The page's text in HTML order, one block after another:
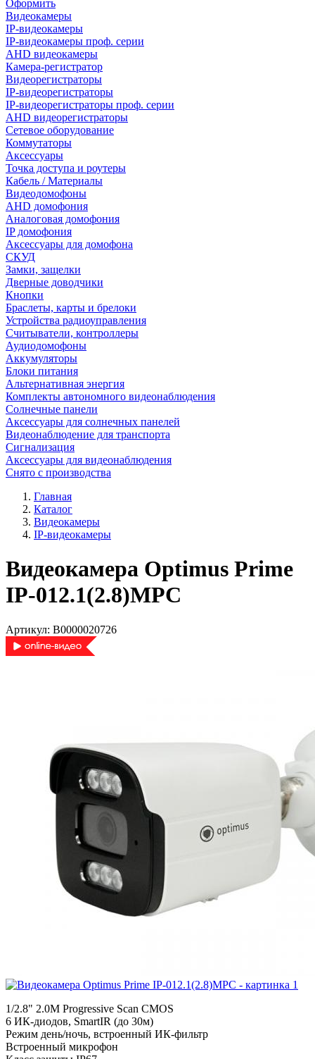
Оформить
Видеокамеры
IP-видеокамеры
IP-видеокамеры проф. серии
AHD видеокамеры
Камера-регистратор
Видеорегистраторы
IP-видеорегистраторы
IP-видеорегистраторы проф. серии
AHD видеорегистраторы
Сетевое оборудование
Коммутаторы
Аксессуары
Точка доступа и роутеры
Кабель / Материалы
Видеодомофоны
AHD домофония
Аналоговая домофония
IP домофония
Аксессуары для домофона
СКУД
Замки, защелки
Дверные доводчики
Кнопки
Браслеты, карты и брелоки
Устройства радиоуправления
Считыватели, контроллеры
Аудиодомофоны
Аккумуляторы
Блоки питания
Альтернативная энергия
Комплекты автономного видеонаблюдения
Солнечные панели
Аксессуары для солнечных панелей
Видеонаблюдение для транспорта
Сигнализация
Аксессуары для видеонаблюдения
Снято с производства
Главная
Каталог
Видеокамеры
IP-видеокамеры
Видеокамера Optimus Prime
IP-012.1(2.8)MPC
Артикул: В0000020726
1/2.8" 2.0M Progressive Scan CMOS
6 ИК-диодов, SmartIR (до 30м)
Режим день/ночь, встроенный ИК-фильтр
Встроенный микрофон